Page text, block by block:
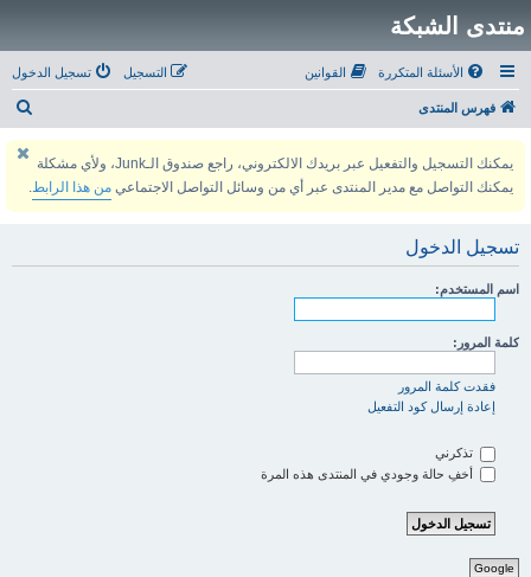
منتدى الشبكة
الأسئلة المتكررة القوانين تسجيل الدخول التسجيل
فهرس المنتدى
يمكنك التسجيل والتفعيل عبر بريدك الالكتروني، راجع صندوق الـJunk، ولأي مشكلة
يمكنك التواصل مع مدير المنتدى عبر أي من وسائل التواصل الاجتماعي من هذا الرابط.
تسجيل الدخول
اسم المستخدم:
كلمة المرور:
فقدت كلمة المرور
إعادة إرسال كود التفعيل
تذكرني
أخفِ حالة وجودي في المنتدى هذه المرة
Google